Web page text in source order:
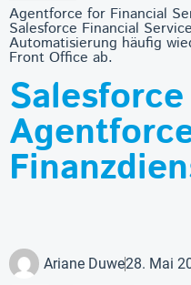
Agentforce for Financial
Salesforce Financial
Automatisierung häufig
Front Office ab.
Ariane Duwe28. Mai